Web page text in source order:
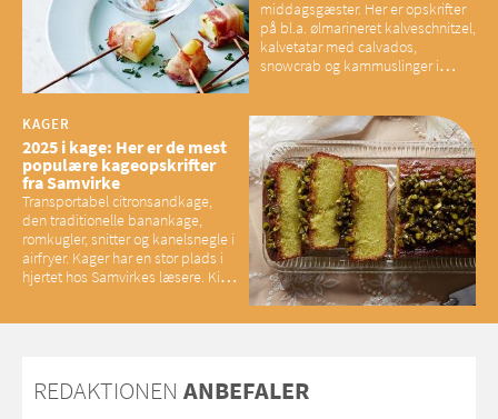
middagsgæster. Her er opskrifter
på bl.a. ølmarineret kalveschnitzel,
kalvetatar med calvados,
snowcrab og kammuslinger i
KAGER
2025 i kage: Her er de mest
populære kageopskrifter
fra Samvirke
Transportabel citronsandkage,
den traditionelle banankage,
romkugler, snitter og kanelsnegle i
airfryer. Kager har en stor plads i
hjertet hos Samvirkes læsere. Kig
REDAKTIONEN ANBEFALER